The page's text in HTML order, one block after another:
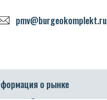
pmv@burgeokomplekt.ru
о рынке